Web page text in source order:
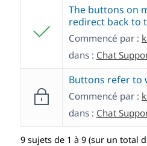
The buttons on
redirect back to
Commencé par :
dans : Chat
Buttons refer to
Commencé par :
dans : Chat
9 sujets de 1 à 9 (sur un total